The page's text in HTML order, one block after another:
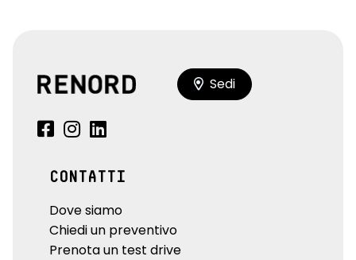
Sedi
CONTATTI
Dove siamo
Chiedi un preventivo
Prenota un test drive